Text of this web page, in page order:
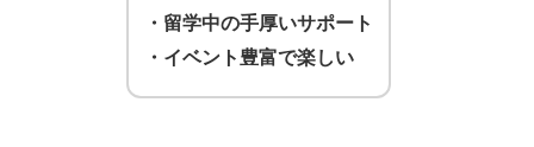
・留学中の手厚いサポート
・イベント豊富で楽しい